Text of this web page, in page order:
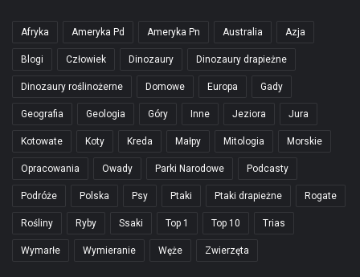
Afryka Ameryka Pd Ameryka Pn Australia Azja
Blogi Człowiek Dinozaury Dinozaury drapieżne
Dinozaury roślinożerne Domowe Europa Gady
Geografia Geologia Góry Inne Jeziora Jura
Kotowate Koty Kreda Małpy Mitologia Morskie
Opracowania Owady Parki Narodowe Podcasty
Podróże Polska Psy Ptaki Ptaki drapieżne Rogate
Rośliny Ryby Ssaki Top 1 Top 10 Trias
Wymarłe Wymieranie Węże Zwierzęta